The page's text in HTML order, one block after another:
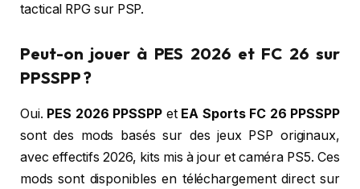
tactical RPG sur PSP.
Peut-on jouer à PES 2026 et FC 26 sur
PPSSPP ?
Oui. PES 2026 PPSSPPet EA Sports FC 26 PPSSPP
sont des mods basés sur des jeux PSP originaux,
avec effectifs 2026, kits mis à jour et caméra PS5. Ces
mods sont disponibles en téléchargement direct sur